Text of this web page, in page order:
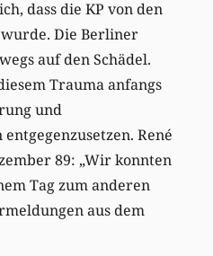
dass die KP von den
Die Berliner
auf den Schädel.
Trauma anfangs
und
René
89: „Wir konnten
Tag zum anderen
aus dem